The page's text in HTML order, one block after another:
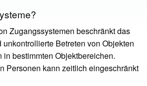
Zugangssystemen beschränkt das
unkontrollierte Betreten von Objekten
in bestimmten Objektbereichen.
Personen kann zeitlich eingeschränkt